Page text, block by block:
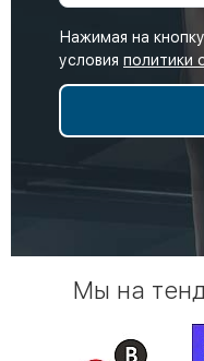
Нажимая на
условия политики
Мы на